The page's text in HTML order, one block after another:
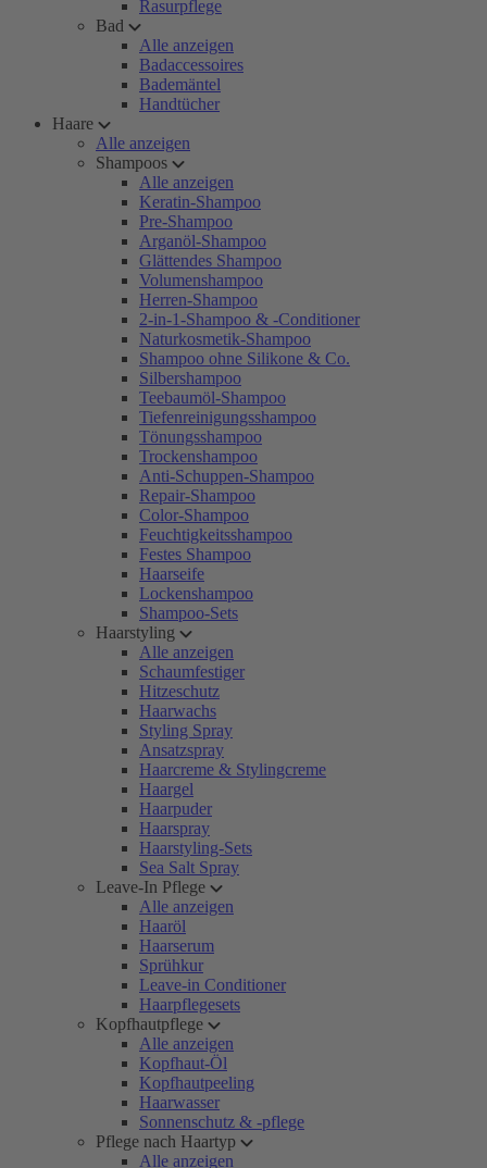
Rasurpflege
Bad
Alle anzeigen
Badaccessoires
Bademäntel
Handtücher
Haare
Alle anzeigen
Shampoos
Alle anzeigen
Keratin-Shampoo
Pre-Shampoo
Arganöl-Shampoo
Glättendes Shampoo
Volumenshampoo
Herren-Shampoo
2-in-1-Shampoo & -Conditioner
Naturkosmetik-Shampoo
Shampoo ohne Silikone & Co.
Silbershampoo
Teebaumöl-Shampoo
Tiefenreinigungsshampoo
Tönungsshampoo
Trockenshampoo
Anti-Schuppen-Shampoo
Repair-Shampoo
Color-Shampoo
Feuchtigkeitsshampoo
Festes Shampoo
Haarseife
Lockenshampoo
Shampoo-Sets
Haarstyling
Alle anzeigen
Schaumfestiger
Hitzeschutz
Haarwachs
Styling Spray
Ansatzspray
Haarcreme & Stylingcreme
Haargel
Haarpuder
Haarspray
Haarstyling-Sets
Sea Salt Spray
Leave-In Pflege
Alle anzeigen
Haaröl
Haarserum
Sprühkur
Leave-in Conditioner
Haarpflegesets
Kopfhautpflege
Alle anzeigen
Kopfhaut-Öl
Kopfhautpeeling
Haarwasser
Sonnenschutz & -pflege
Pflege nach Haartyp
Alle anzeigen